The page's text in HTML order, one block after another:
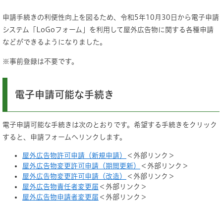
申請手続きの利便性向上を図るため、令和5年10月30日から電子申請
システム「LoGoフォーム」を利用して屋外広告物に関する各種申請
などができるようになりました。
※事前登録は不要です。
電子申請可能な手続き
電子申請可能な手続きは次のとおりです。希望する手続きをクリック
すると、申請フォームへリンクします。
屋外広告物許可申請（新規申請）
＜外部リンク＞
屋外広告物変更許可申請（期間更新）
＜外部リンク＞
屋外広告物変更許可申請（改造）
＜外部リンク＞
屋外広告物責任者変更届 ＜外部リンク＞
屋外広告物申請者変更届 ＜外部リンク＞